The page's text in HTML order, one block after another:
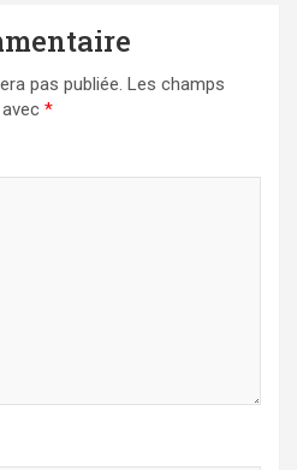
pas publiée. Les champs
*